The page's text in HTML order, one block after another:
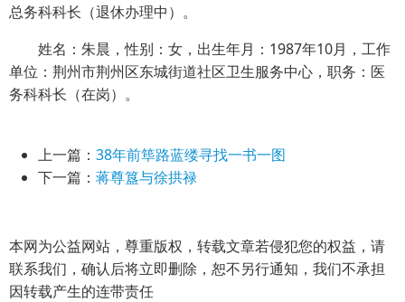
总务科科长（退休办理中）。
姓名：朱晨，性别：女，出生年月：1987年10月，工作
单位：荆州市荆州区东城街道社区卫生服务中心，职务：医
务科科长（在岗）。
上一篇： 38年前筚路蓝缕寻找一书一图
下一篇： 蒋尊簋与徐拱禄
本网为公益网站，尊重版权，转载文章若侵犯您的权益，请
联系我们，确认后将立即删除，恕不另行通知，我们不承担
因转载产生的连带责任